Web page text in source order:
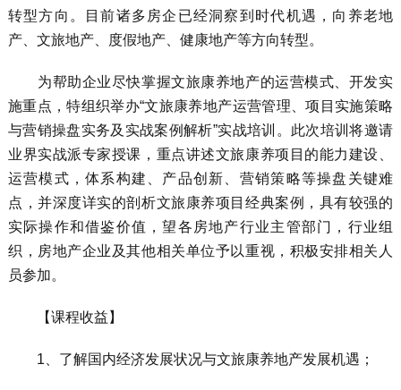
转型方向。目前诸多房企已经洞察到时代机遇，向养老地
产、文旅地产、度假地产、健康地产等方向转型。
为帮助企业尽快掌握文旅康养地产的运营模式、开发实
施重点，特组织举办“文旅康养地产运营管理、项目实施策略
与营销操盘实务及实战案例解析”实战培训。此次培训将邀请
业界实战派专家授课，重点讲述文旅康养项目的能力建设、
运营模式，体系构建、产品创新、营销策略等操盘关键难
点，并深度详实的剖析文旅康养项目经典案例，具有较强的
实际操作和借鉴价值，望各房地产行业主管部门，行业组
织，房地产企业及其他相关单位予以重视，积极安排相关人
员参加。
【课程收益】
1、了解国内经济发展状况与文旅康养地产发展机遇；